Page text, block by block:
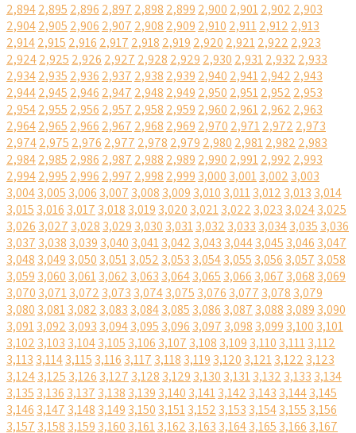
2,8942,895 2,896 2,897 2,898 2,899 2,900 2,9012,902 2,903
2,9042,905 2,906 2,907 2,908 2,909 2,910 2,9112,912 2,913
2,9142,915 2,916 2,917 2,918 2,919 2,920 2,9212,922 2,923
2,9242,925 2,926 2,927 2,928 2,929 2,930 2,9312,932 2,933
2,9342,935 2,936 2,937 2,938 2,939 2,940 2,9412,942 2,943
2,9442,945 2,946 2,947 2,948 2,949 2,950 2,9512,952 2,953
2,9542,955 2,956 2,957 2,958 2,959 2,960 2,9612,962 2,963
2,9642,965 2,966 2,967 2,968 2,969 2,970 2,9712,972 2,973
2,9742,975 2,976 2,977 2,978 2,979 2,980 2,9812,982 2,983
2,9842,985 2,986 2,987 2,988 2,989 2,990 2,9912,992 2,993
2,9942,995 2,996 2,997 2,998 2,999 3,000 3,0013,002 3,003
3,0043,005 3,006 3,007 3,008 3,009 3,010 3,0113,012 3,013 3,014
3,015 3,016 3,017 3,018 3,019 3,020 3,0213,022 3,023 3,0243,025
3,026 3,027 3,028 3,029 3,030 3,0313,032 3,033 3,0343,035 3,036
3,037 3,038 3,039 3,040 3,0413,042 3,043 3,0443,045 3,046 3,047
3,048 3,049 3,050 3,0513,052 3,053 3,0543,055 3,056 3,057 3,058
3,059 3,060 3,0613,062 3,063 3,0643,065 3,066 3,067 3,068 3,069
3,070 3,0713,072 3,073 3,0743,075 3,076 3,077 3,078 3,079
3,080 3,0813,082 3,083 3,0843,085 3,086 3,087 3,088 3,089 3,090
3,0913,092 3,093 3,0943,095 3,096 3,097 3,098 3,099 3,100 3,101
3,102 3,103 3,1043,105 3,106 3,107 3,108 3,109 3,110 3,1113,112
3,113 3,1143,115 3,116 3,117 3,118 3,119 3,120 3,1213,122 3,123
3,1243,125 3,126 3,127 3,128 3,129 3,130 3,1313,132 3,133 3,134
3,135 3,136 3,137 3,138 3,139 3,140 3,1413,142 3,143 3,1443,145
3,146 3,147 3,148 3,149 3,150 3,1513,152 3,153 3,1543,155 3,156
3,157 3,158 3,159 3,160 3,1613,162 3,163 3,1643,165 3,166 3,167